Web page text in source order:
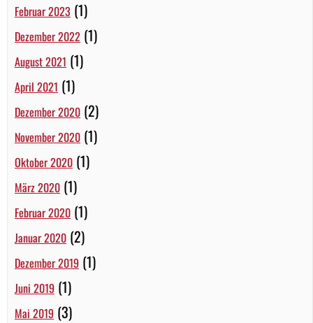
Februar 2023 (1)
Dezember 2022 (1)
August 2021 (1)
April 2021 (1)
Dezember 2020 (2)
November 2020 (1)
Oktober 2020 (1)
März 2020 (1)
Februar 2020 (1)
Januar 2020 (2)
Dezember 2019 (1)
Juni 2019 (1)
Mai 2019 (3)